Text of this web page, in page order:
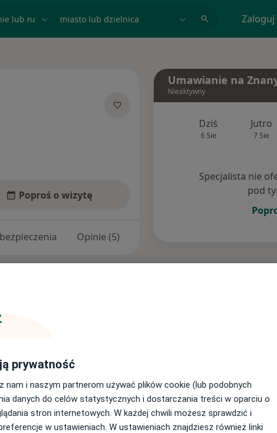
Zaloguj
Poproś o wizytę
Opinie (5)
nie kieruję się
pacjenta
staram się tworzyć w
psychoterapii
i Nerwic Szpitala
przez sekcję
Umawianie na
Nieaktywny
Dziś
6 Sie
Jutro
7 Sie
Specjalista nie
pod
prywatność
nam i naszym partnerom używać plików cookie (lub podobnych
danych do celów statystycznych i dostarczania treści w oparciu o
stron internetowych. W każdej chwili możesz sprawdzić i
w ustawieniach. W ustawieniach znajdziesz również linki